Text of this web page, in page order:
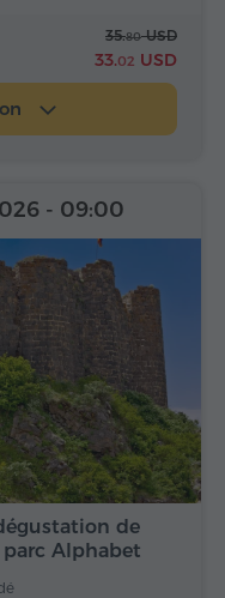
35.80USD
33.02 USD
de
parc Alphabet
- 09:00